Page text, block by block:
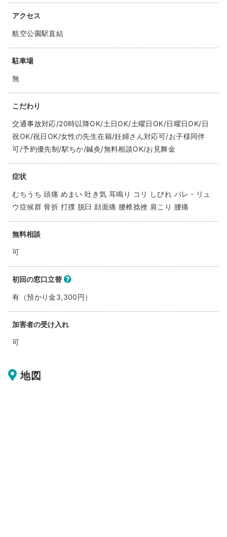
アクセス
航空公園駅直結
駐車場
無
こだわり
交通事故対応/20時以降OK/土日OK/土曜日OK/日曜日OK/日
祝OK/祝日OK/女性の先生在籍/妊婦さん対応可/お子様同伴
可/予約優先制/駅ちか/鍼灸/無料相談OK/お見舞金
症状
むちうち 頭痛 めまい 吐き気 耳鳴り コリ しびれ バレ・リュ
ウ症候群 骨折 打撲 脱臼 顔面痛 腰椎捻挫 肩こり 腰痛
無料相談
可
初回の窓口立替
有（預かり金3,300円）
加害者の受け入れ
可
地図